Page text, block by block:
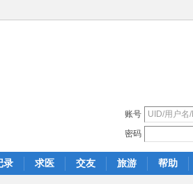
账号
密码
录 求医 交友 旅游 帮助